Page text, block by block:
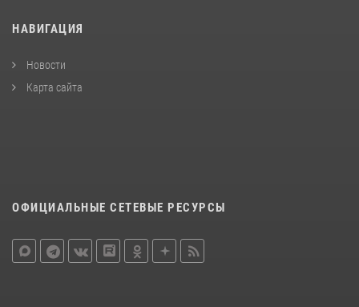
НАВИГАЦИЯ
Новости
Карта сайта
ОФИЦИАЛЬНЫЕ СЕТЕВЫЕ РЕСУРСЫ